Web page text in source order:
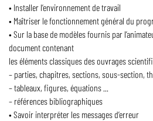
• Installer l’environnement de travail
• Maîtriser le fonctionnement général du
• Sur la base de modèles fournis par
document contenant
les éléments classiques des ouvrages
– parties, chapitres, sections, sous-section,
– tableaux, figures, équations ...
– références bibliographiques
• Savoir interpréter les messages d’erreur